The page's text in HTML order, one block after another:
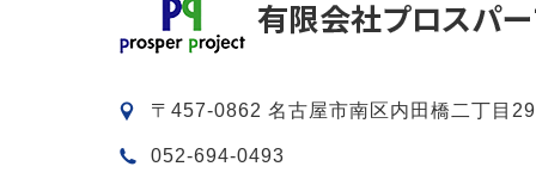
〒457-0862 名古屋市南区内田橋二丁目
052-694-0493